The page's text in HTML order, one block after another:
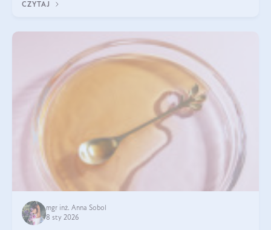
osłabienie włosów.
CZYTAJ
mgr inż. Anna Sobol
8 sty 2026